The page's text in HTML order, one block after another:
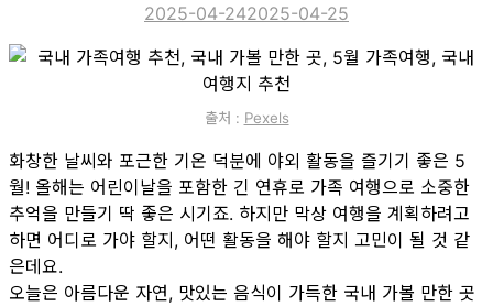
2025-04-242025-04-25
출처 : Pexels
화창한 날씨와 포근한 기온 덕분에 야외 활동을 즐기기 좋은 5
월! 올해는 어린이날을 포함한 긴 연휴로 가족 여행으로 소중한
추억을 만들기 딱 좋은 시기죠. 하지만 막상 여행을 계획하려고
하면 어디로 가야 할지, 어떤 활동을 해야 할지 고민이 될 것 같
은데요.
오늘은 아름다운 자연, 맛있는 음식이 가득한 국내 가볼 만한 곳